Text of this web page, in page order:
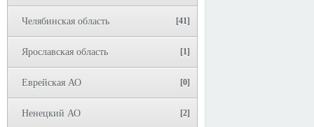
Челябинская область [41]
Ярославская область [1]
Еврейская АО [0]
Ненецкий АО [2]